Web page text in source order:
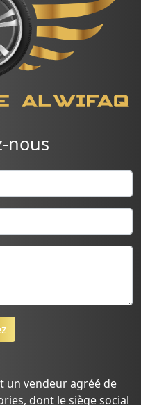
nous
un vendeur agréé de
dont le siège social